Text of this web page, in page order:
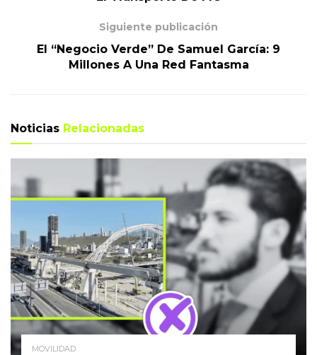
Siguiente publicación
El “Negocio Verde” De Samuel García: 9
Millones A Una Red Fantasma
Noticias Relacionadas
MOVILIDAD